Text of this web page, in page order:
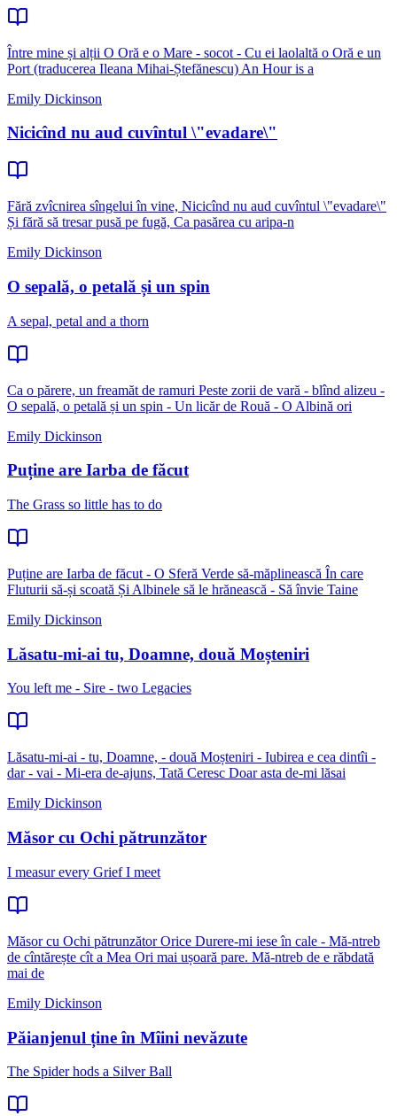
Între mine și alții O Oră e o Mare - socot - Cu ei laolaltă o Oră e un
Port (traducerea Ileana Mihai-Ștefănescu) An Hour is a
Emily Dickinson
Nicicînd nu aud cuvîntul \"evadare\"
Fără zvîcnirea sîngelui în vine, Nicicînd nu aud cuvîntul \"evadare\"
Și fără să tresar pusă pe fugă, Ca pasărea cu aripa-n
Emily Dickinson
O sepală, o petală și un spin
A sepal, petal and a thorn
Ca o părere, un freamăt de ramuri Peste zorii de vară - blînd alizeu -
O sepală, o petală și un spin - Un licăr de Rouă - O Albină ori
Emily Dickinson
Puține are Iarba de făcut
The Grass so little has to do
Puține are Iarba de făcut - O Sferă Verde să-măplinească În care
Fluturii să-și scoată Și Albinele să le hrănească - Să învie Taine
Emily Dickinson
Lăsatu-mi-ai tu, Doamne, două Moșteniri
You left me - Sire - two Legacies
Lăsatu-mi-ai - tu, Doamne, - două Moșteniri - Iubirea e cea dintîi -
dar - vai - Mi-era de-ajuns, Tată Ceresc Doar asta de-mi lăsai
Emily Dickinson
Măsor cu Ochi pătrunzător
I measur every Grief I meet
Măsor cu Ochi pătrunzător Orice Durere-mi iese în cale - Mă-ntreb
de cîntărește cît a Mea Ori mai ușoară pare. Mă-ntreb de e răbdată
mai de
Emily Dickinson
Păianjenul ține în Mîini nevăzute
The Spider hods a Silver Ball